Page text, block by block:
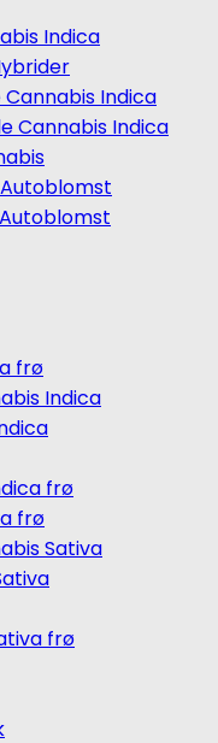
Indica
Indica
Cannabis Indica
frø
Indica
frø
frø
Sativa
frø